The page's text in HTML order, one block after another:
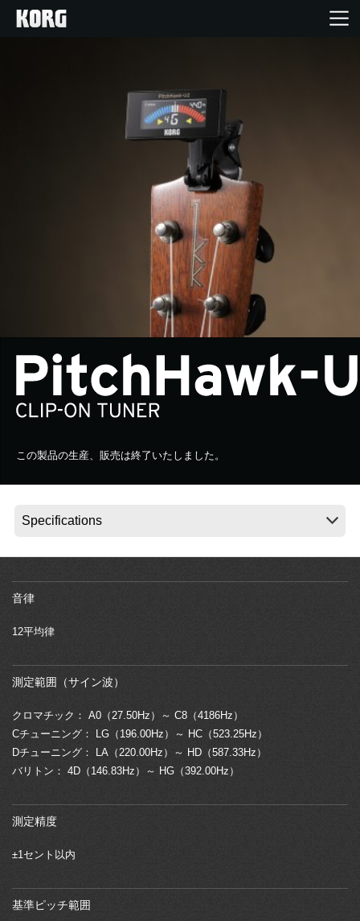
Store Locator
News
Location
Social Media
この製品の生産、販売は終了いたしました。
音律
12平均律
測定範囲（サイン波）
クロマチック： A0（27.50Hz）～ C8（4186Hz）
Cチューニング： LG（196.00Hz）～ HC（523.25Hz）
Dチューニング： LA（220.00Hz）～ HD（587.33Hz）
バリトン： 4D（146.83Hz）～ HG（392.00Hz）
測定精度
±1セント以内
基準ピッチ範囲